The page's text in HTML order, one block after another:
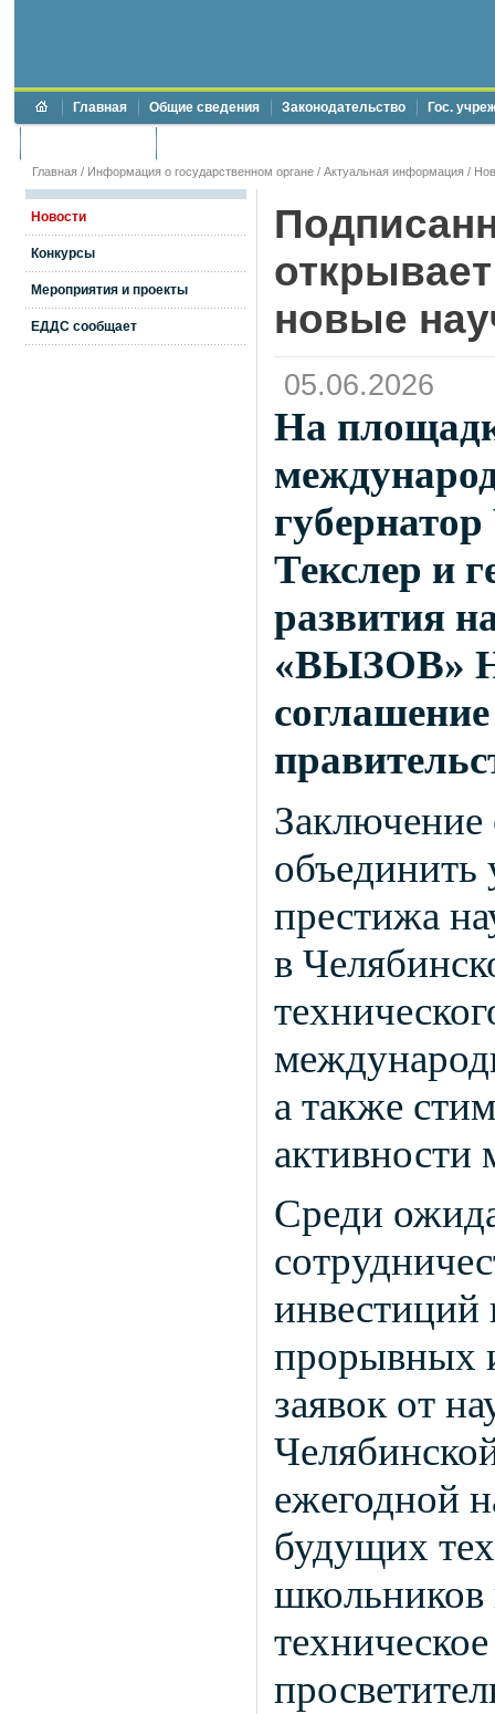
Главная Общие сведения Законодательство Гос.
Главная / Информация о государственном органе / Актуальная информация /
Новости
Конкурсы
Мероприятия и проекты
ЕДДС сообщает
новые
05.06.2026
На
Текслер и
развития
«ВЫЗОВ»
Заключение
престижа
в
а также
Среди
инвестиций
прорывных
заявок от
ежегодной
будущих
школьников